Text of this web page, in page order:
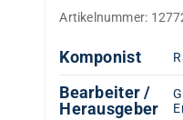
Artikelnummer:
Komponist
Bearbeiter /
Herausgeber